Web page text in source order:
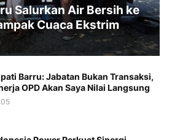
Salurkan Air Bersih ke
Cuaca Ekstrim
Barru: Jabatan Bukan Transaksi,
OPD Akan Saya Nilai Langsung